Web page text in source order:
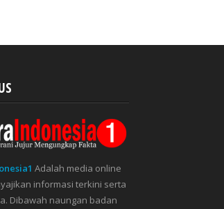
Adalah media online
informasi terkini serta
Dibawah naungan badan